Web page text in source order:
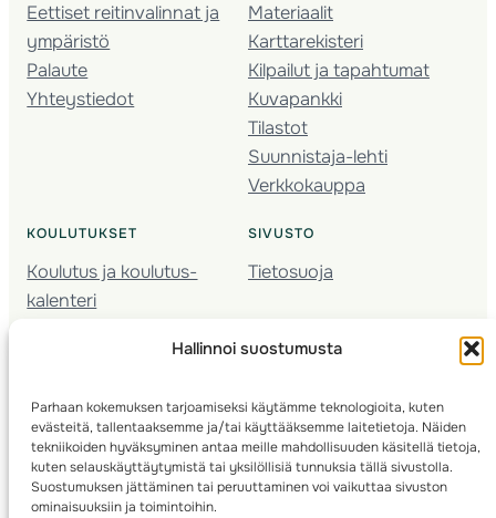
Hallinnoi suostumusta
Parhaan kokemuksen tarjoamiseksi käytämme teknologioita, kuten
evästeitä, tallentaaksemme ja/tai käyttääksemme laitetietoja. Näiden
tekniikoiden hyväksyminen antaa meille mahdollisuuden käsitellä tietoja,
kuten selauskäyttäytymistä tai yksilöllisiä tunnuksia tällä sivustolla.
Suostumuksen jättäminen tai peruuttaminen voi vaikuttaa sivuston
ominaisuuksiin ja toimintoihin.
Eettiset reitinvalinnat ja
ympäristö
Palaute
Yhteystiedot
Materiaalit
Karttarekisteri
Kilpailut ja tapahtumat
Kuvapankki
Tilastot
Suunnistaja-lehti
Verkkokauppa
KOULUTUKSET
Koulutus ja koulutus­
kalenteri
Seura­kehittäminen
Kartoitus
Ratamestari
SIVUSTO
Tietosuoja
© 2025 ·Suomen Suunnistusliitto· Valimotie 10, 00380 Helsinki, Finland